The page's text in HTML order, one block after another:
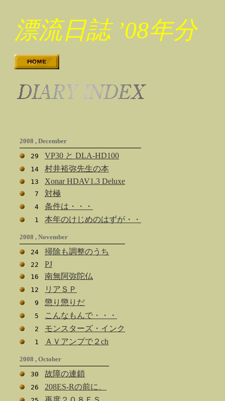
漂流日誌 ’08年分
2008 , December
29
VP30 と DLA-HD100
14 村井裕弥先生の本
13 Xonar HDAV1.3 Deluxe
7 対極
4 条件は・・・
1 本年のけじめのはずが・・
2008 , November
24
掃除も調整のうち
22 PJ
16 南無阿弥陀仏
12 リアＳＰ
9 懲り懲りだ
5 こんなもんで・・・
2 モンスターズ・インク
1 ＡＶアンプで２ch
2008 , October
30
故障の連鎖
26 208ES-Rの前に、